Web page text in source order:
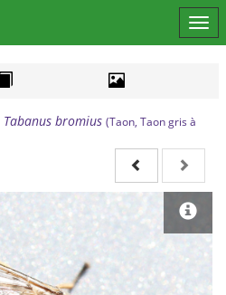
le
Tabanus bromius (Taon, Taon gris à